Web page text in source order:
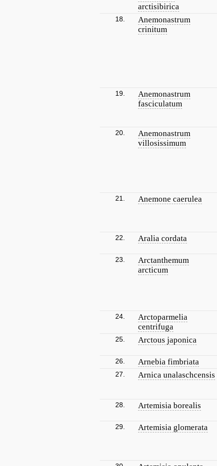
arctisibirica
18.
Anemonastrum
crinitum
19.
Anemonastrum
fasciculatum
20.
Anemonastrum
villosissimum
21. Anemone caerulea
22. Aralia cordata
23.
Arctanthemum
arcticum
24.
Arctoparmelia
centrifuga
25. Arctous japonica
26. Arnebia fimbriata
27. Arnica unalaschcensis
28. Artemisia borealis
29. Artemisia glomerata